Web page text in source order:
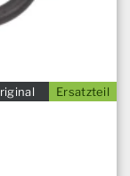
Ersatzteil